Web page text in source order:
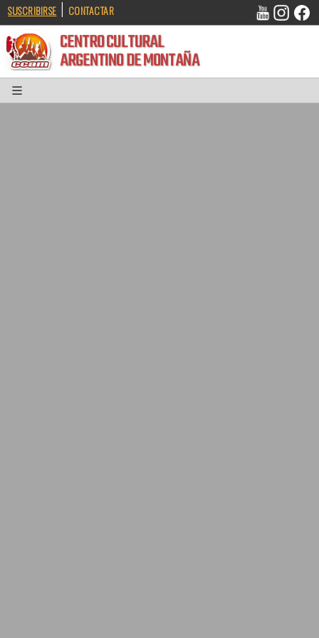
SUSCRIBIRSE | CONTACTAR
CENTRO CULTURAL
ARGENTINO DE MONTAÑA